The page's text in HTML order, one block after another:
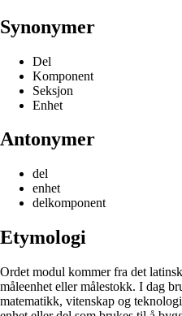
Synonymer
Del
Komponent
Seksjon
Enhet
Antonymer
del
enhet
delkomponent
Etymologi
Ordet modul kommer fra det
måleenhet eller målestokk. I dag
matematikk, vitenskap og